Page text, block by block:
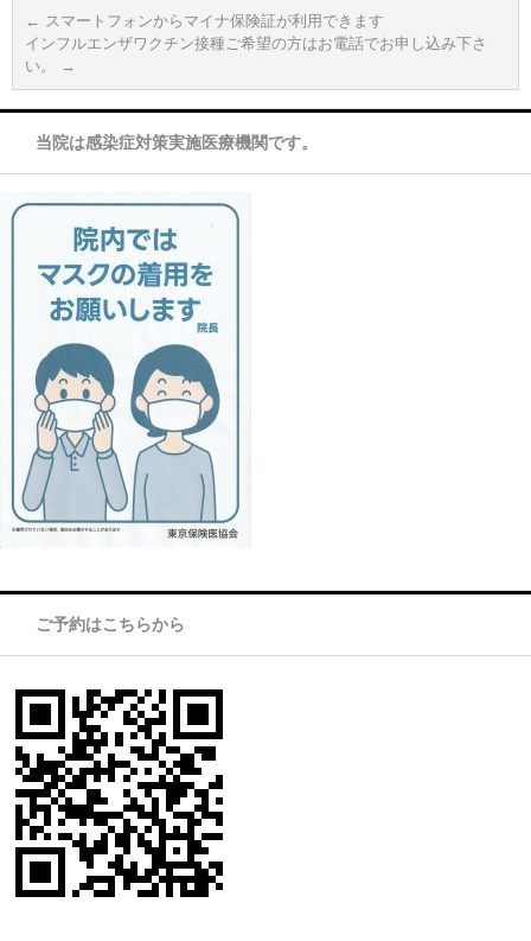
← スマートフォンからマイナ保険証が利用できます
インフルエンザワクチン接種ご希望の方はお電話でお申し込み下さ
い。
→
当院は感染症対策実施医療機関です。
ご予約はこちらから